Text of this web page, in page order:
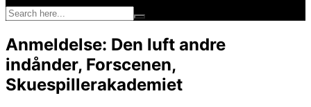
Anmeldelse: Den luft andre
indånder, Forscenen,
Skuespillerakademiet